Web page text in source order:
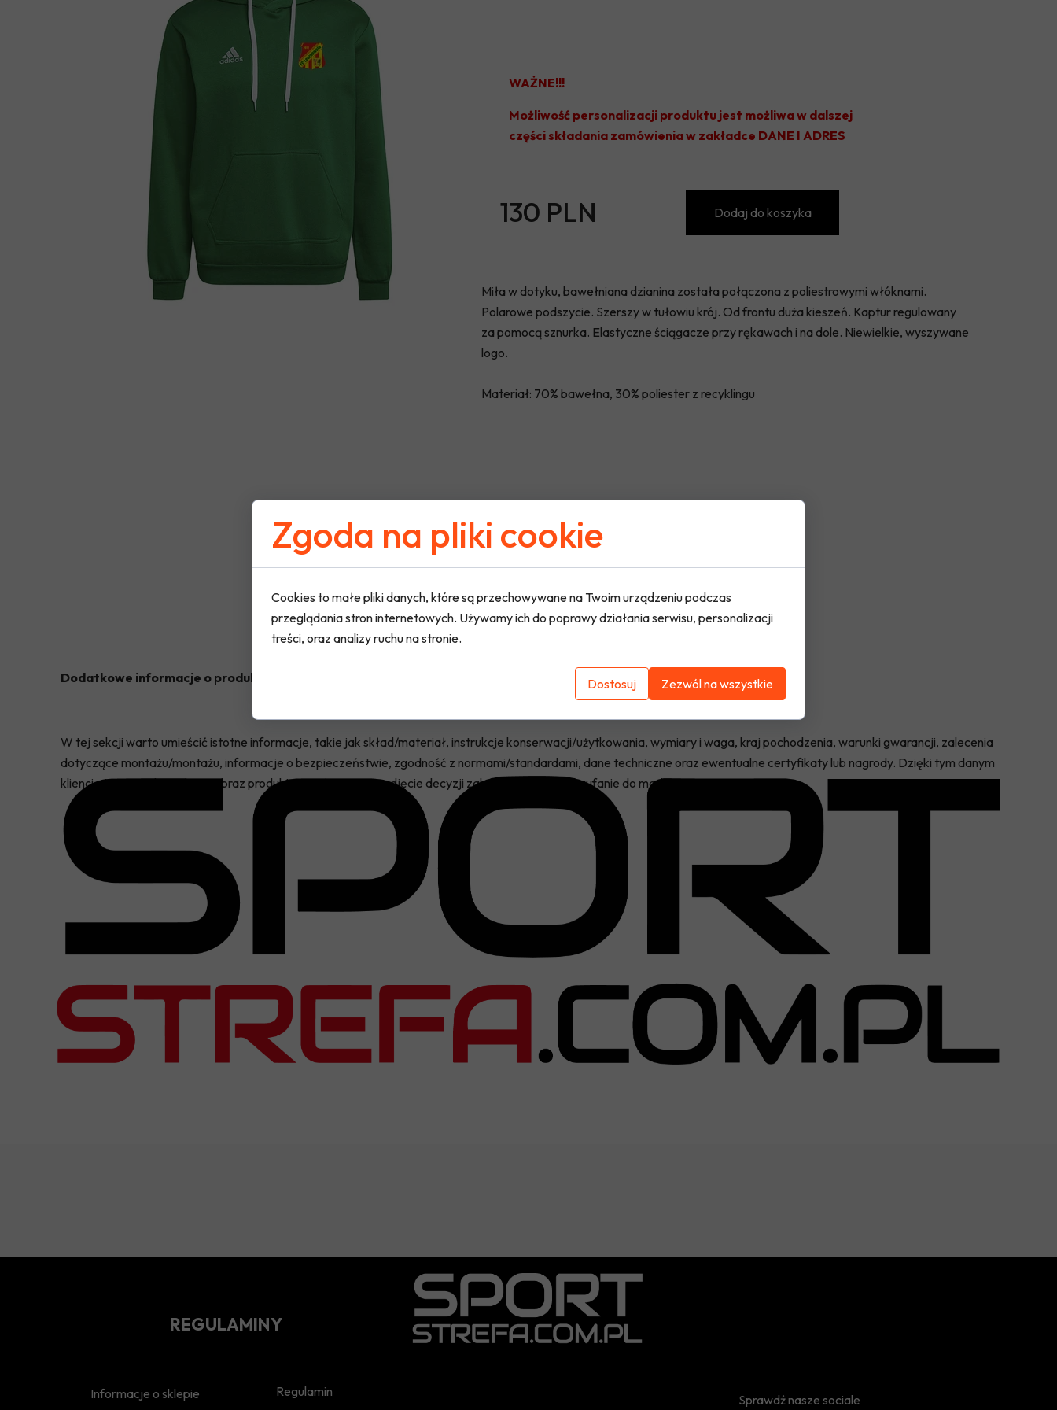
VICTORIA GŁOSKÓW
UKS KĄTY
Dodaj do koszyka
Miła w dotyku, bawełniana dzianina została połączona z poliestrowymi włóknami.
Polarowe podszycie. Szerszy w tułowiu krój. Od frontu duża kieszeń. Kaptur regulowany
za pomocą sznurka. Elastyczne ściągacze przy rękawach i na dole. Niewielkie, wyszywane
logo.
Materiał: 70% bawełna, 30% poliester z recyklingu
WAŻNE!!!
Możliwość personalizacji produktu jest możliwa w dalszej
części składania zamówienia w zakładce DANE I ADRES
130 PLN
Dodatkowe informacje o produkcie
W tej sekcji warto umieścić istotne informacje, takie jak skład/materiał, instrukcje konserwacji/użytkowania, wymiary i waga, kraj pochodzenia, warunki gwarancji, zalecenia
dotyczące montażu/montażu, informacje o bezpieczeństwie, zgodność z normami/standardami, dane techniczne oraz ewentualne certyfikaty lub nagrody. Dzięki tym danym
klienci otrzymują kompletny obraz produktu, co ułatwia im podjęcie decyzji zakupowej i buduje zaufanie do marki.
Sprawdź nasze sociale
REGULAMINY
Regulamin
Informacje o sklepie
Zgoda na pliki cookie
Cookies to małe pliki danych, które są przechowywane na Twoim urządzeniu podczas
przeglądania stron internetowych. Używamy ich do poprawy działania serwisu, personalizacji
treści, oraz analizy ruchu na stronie.
Dostosuj Zezwól na wszystkie